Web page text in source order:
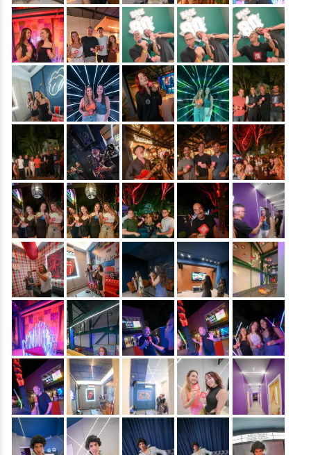
&nbsp; &nbsp; &nbsp; &nbsp; &nbsp;
&nbsp; &nbsp; &nbsp; &nbsp; &nbsp;
&nbsp; &nbsp; &nbsp; &nbsp; &nbsp;
&nbsp; &nbsp; &nbsp; &nbsp; &nbsp;
&nbsp; &nbsp; &nbsp; &nbsp; &nbsp;
&nbsp; &nbsp; &nbsp; &nbsp; &nbsp;
&nbsp; &nbsp; &nbsp; &nbsp; &nbsp;
&nbsp; &nbsp; &nbsp; &nbsp; &nbsp;